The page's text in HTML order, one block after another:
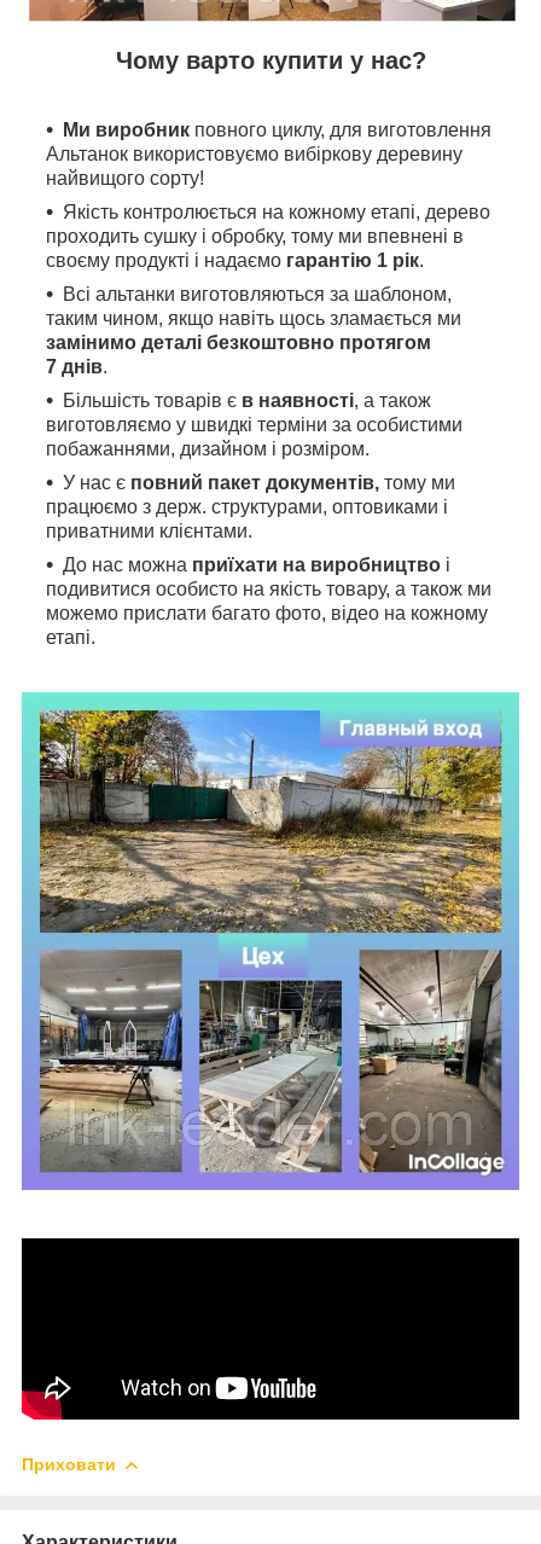
Чому варто купити у нас?
Ми виробник повного циклу, для виготовлення
Альтанок використовуємо вибіркову деревину
найвищого сорту!
Якість контролюється на кожному етапі, дерево
проходить сушку і обробку, тому ми впевнені в
своєму продукті і надаємо гарантію 1 рік.
Всі альтанки виготовляються за шаблоном,
таким чином, якщо навіть щось зламається ми
замінимо деталі безкоштовно протягом
7 днів.
Більшість товарів є в наявності, а також
виготовляємо у швидкі терміни за особистими
побажаннями, дизайном і розміром.
У нас є повний пакет документів, тому ми
працюємо з держ. структурами, оптовиками і
приватними клієнтами.
До нас можна приїхати на виробництво і
подивитися особисто на якість товару, а також ми
можемо прислати багато фото, відео на кожному
етапі.
Приховати